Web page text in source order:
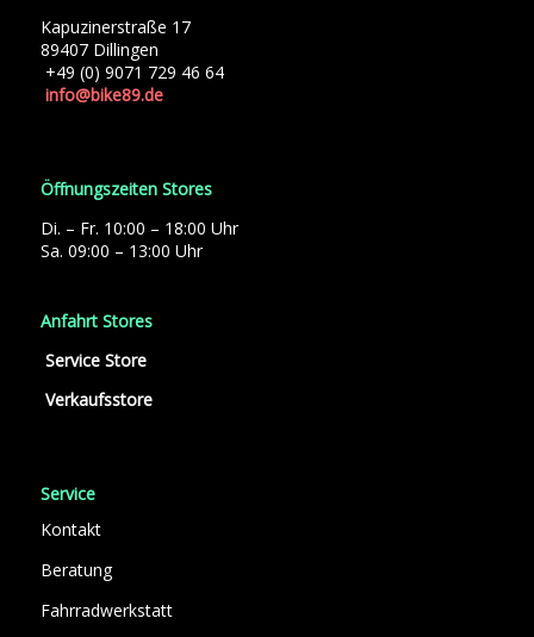
Kapuzinerstraße 17
89407 Dillingen
+49 (0) 9071 729 46 64
info@bike89.de
Öffnungszeiten Stores
Di. – Fr. 10:00 – 18:00 Uhr
Sa. 09:00 – 13:00 Uhr
Anfahrt Stores
Service Store
Verkaufsstore
Service
Kontakt
Beratung
Fahrradwerkstatt